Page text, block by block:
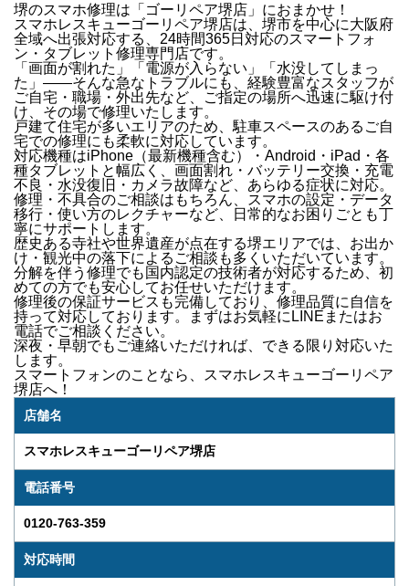
堺のスマホ修理は「ゴーリペア堺店」におまかせ！
スマホレスキューゴーリペア堺店は、 堺市を中心に大阪府
全域へ出張対応する、24時間365日対応のスマートフォ
ン・タブレット修理専門店です。
「画面が割れた」「電源が入らない」「水没してしまっ
た」 ——そんな急なトラブルにも、経験豊富なスタッフが
ご自宅・職場・外出先など、ご指定の場所へ迅速に駆け付
け 、その場で修理いたします。
戸建て住宅が多いエリアのため、駐車スペースのあるご自
宅での修理にも柔軟に対応しています。
対応機種はiPhone（最新機種含む）・Android・iPad・各
種タブレット と幅広く、 画面割れ・バッテリー交換・充電
不良・水没復旧・カメラ故障など、あらゆる症状に対応。
修理・不具合のご相談はもちろん、
スマホの設定・データ
移行・使い方のレクチャーなど、日常的なお困りごとも丁
寧にサポートします。
歴史ある寺社や世界遺産が点在する堺エリアでは、 お出か
け・観光中の落下によるご相談も多くいただいています。
分解を伴う修理でも国内認定の技術者が対応するため、初
めての方でも安心してお任せいただけます。
修理後の保証サービス も完備しており、修理品質に自信を
持って対応しております。
まずはお気軽にLINEまたはお
電話でご相談ください。
深夜・早朝でもご連絡いただければ、できる限り対応いた
します。
スマートフォンのことなら、
スマホレスキューゴーリペア
堺店へ！
店舗名
スマホレスキューゴーリペア堺店
電話番号
0120-763-359
対応時間